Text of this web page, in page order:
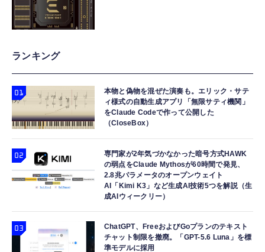
ランキング
本物と偽物を混ぜた演奏も。エリック・サテ
ィ様式の自動生成アプリ「無限サティ機関」
をClaude Codeで作って公開した
（CloseBox）
専門家が2年気づかなかった暗号方式HAWK
の弱点をClaude Mythosが60時間で発見、
2.8兆パラメータのオープンウェイト
AI「Kimi K3」など生成AI技術5つを解説（生
成AIウィークリー）
ChatGPT、FreeおよびGoプランのテキスト
チャット制限を撤廃。「GPT-5.6 Luna」を標
準モデルに採用